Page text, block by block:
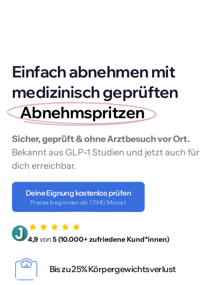
Einfach abnehmen mit
Abnehmspritzen
Bekannt aus GLP-1 Studien und jetzt auch für
dich erreichbar.
Deine Eignung kostenlos prüfen
Preise beginnen ab 174€/Monat
4,9 von 5 (10.000+ zufriedene Kund*innen)
Bis zu 25% Körpergewichtsverlust